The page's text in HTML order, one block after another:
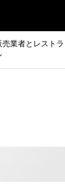
売業者とレストラ